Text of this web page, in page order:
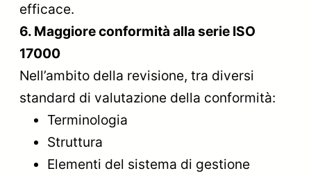
efficace.
6. Maggiore conformità alla serie ISO
17000
Nell’ambito della revisione, tra diversi
standard di valutazione della conformità:
Terminologia
Struttura
Elementi del sistema di gestione